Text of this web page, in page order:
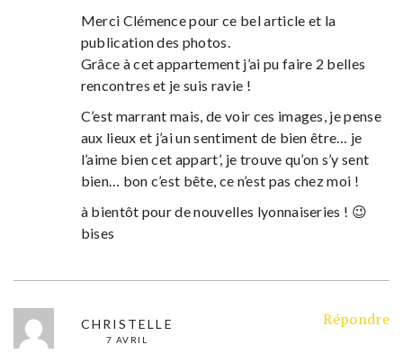
Merci Clémence pour ce bel article et la
publication des photos.
Grâce à cet appartement j’ai pu faire 2 belles
rencontres et je suis ravie !
C’est marrant mais, de voir ces images, je pense
aux lieux et j’ai un sentiment de bien être… je
l’aime bien cet appart’, je trouve qu’on s’y sent
bien… bon c’est bête, ce n’est pas chez moi !
à bientôt pour de nouvelles lyonnaiseries ! 😉
bises
CHRISTELLE
7 AVRIL
Répondre